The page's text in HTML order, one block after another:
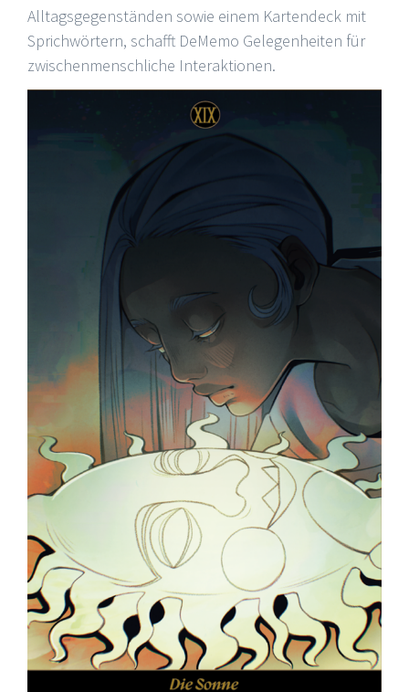
Alltagsgegenständen sowie einem Kartendeck mit
Sprichwörtern, schafft DeMemo Gelegenheiten für
zwischenmenschliche Interaktionen.